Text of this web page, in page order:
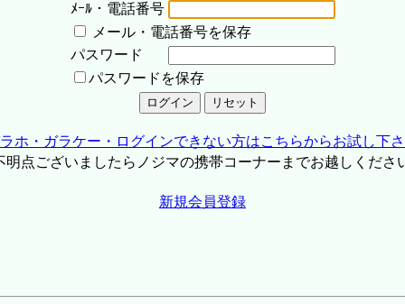
ﾒｰﾙ・電話番号
メール・電話番号を保存
パスワード
パスワードを保存
ホ・ガラケー・ログインできない方はこちらからお試し下
点ございましたらノジマの携帯コーナーまでお越しくださ
新規会員登録